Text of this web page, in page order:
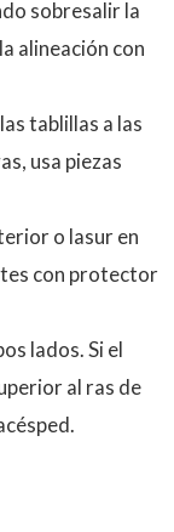
sobresalir la
alineación con
tablillas a las
usa piezas
o lasur en
con protector
lados. Si el
al ras de